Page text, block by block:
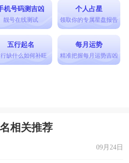
机号码测吉凶
靓号在线测试
个人占星
领取你的专属星盘报告
五行起名
缺什么如何补旺
每月运势
精准把握每月运势吉凶
相关推荐
09月24日